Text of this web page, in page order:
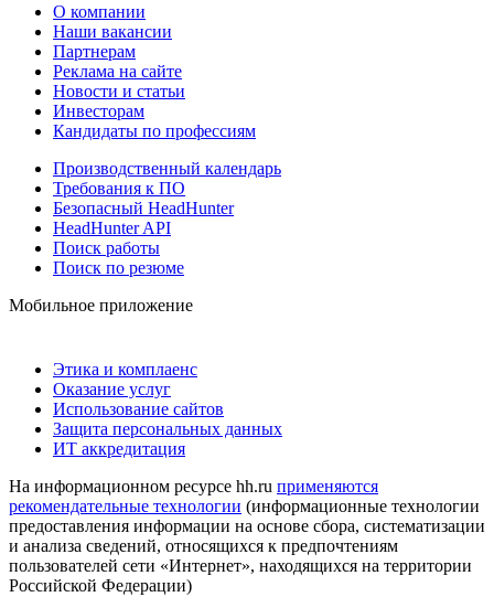
О компании
Наши вакансии
Партнерам
Реклама на сайте
Новости и статьи
Инвесторам
Кандидаты по профессиям
Производственный календарь
Требования к ПО
Безопасный HeadHunter
HeadHunter API
Поиск работы
Поиск по резюме
Мобильное приложение
Этика и комплаенс
Оказание услуг
Использование сайтов
Защита персональных данных
ИТ аккредитация
На информационном ресурсе hh.ru применяются
рекомендательные технологии (информационные технологии
предоставления информации на основе сбора, систематизации
и анализа сведений, относящихся к предпочтениям
пользователей сети «Интернет», находящихся на территории
Российской Федерации)